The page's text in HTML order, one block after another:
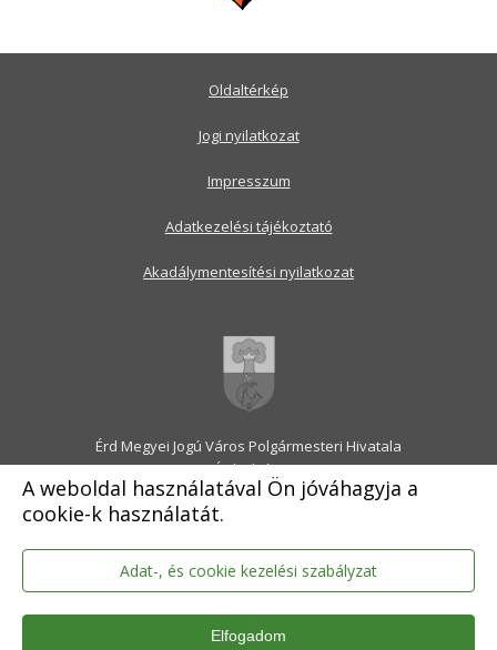
A weboldal használatával Ön jóváhagyja a
cookie-k használatát.
Adat-, és cookie kezelési szabályzat
Elfogadom
Érd Megyei Jogú Város Polgármesteri Hivatala
2030 Érd, Alsó utca 1.
Levélcím: 2031 Érd, Pf.: 31
E-mail:onkormanyzat@erd.hu
Telefonközpont:06-23-522-300
Ügyfélszolgálat:06-23-522-301
Hivatali Kapu: ERDPH
KRID szám: 707189964
Oldaltérkép
Jogi nyilatkozat
Impresszum
Adatkezelési tájékoztató
Akadálymentesítési nyilatkozat